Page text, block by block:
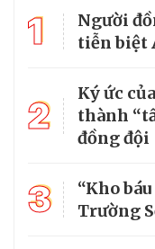
1
Người
tiễn biệt
2
Ký ức
thành
đồng đội
3
“Kho
Trường